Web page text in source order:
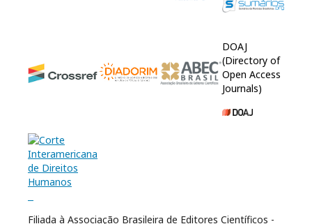
DOAJ
(Directory of
Open Access
Journals)
Filiada à Associação Brasileira de Editores Científicos -